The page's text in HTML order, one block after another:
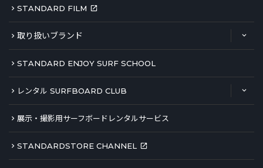
STANDARD FILM
取り扱いブランド
STANDARD ENJOY SURF SCHOOL
レンタル SURFBOARD CLUB
展示・撮影用サーフボードレンタルサービス
STANDARDSTORE CHANNEL